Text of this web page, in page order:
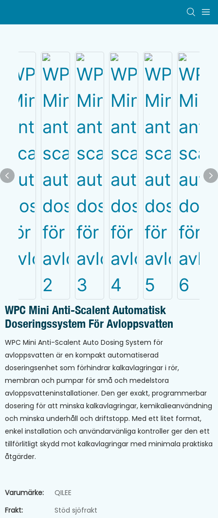
WPC Mini Anti-Scalent Automatisk
Doseringssystem För Avloppsvatten
WPC Mini Anti-Scalent Auto Dosing System för
avloppsvatten är en kompakt automatiserad
doseringsenhet som förhindrar kalkavlagringar i rör,
membran och pumpar för små och medelstora
avloppsvatteninstallationer. Den ger exakt, programmerbar
dosering för att minska kalkavlagringar, kemikalieanvändning
och minska underhåll och driftstopp. Med ett litet format,
enkel installation och användarvänliga kontroller ger den ett
tillförlitligt skydd mot kalkavlagringar med minimala praktiska
åtgärder.
Varumärke:
QILEE
Frakt:
Stöd sjöfrakt